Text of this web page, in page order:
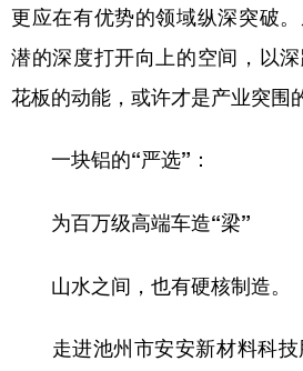
更应在有优势的领域纵深突破
潜的深度打开向上的空间，以
花板的动能，或许才是产业突围
一块铝的“严选”：
为百万级高端车造“梁”
山水之间，也有硬核制造。
走进池州市安安新材料科技